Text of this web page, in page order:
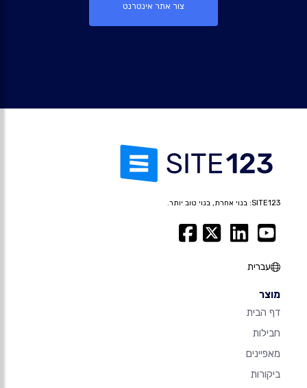
צור אתר אינטרנט
SITE123: בנוי אחרת, בנוי טוב יותר.
עברית
מוצר
דף הבית
חבילות
מאפיינים
ביקורות